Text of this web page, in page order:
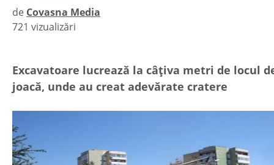
de Covasna Media
|
721 vizualizări
Excavatoare lucrează la câţiva metri de locul
joacă, unde au creat adevărate cratere